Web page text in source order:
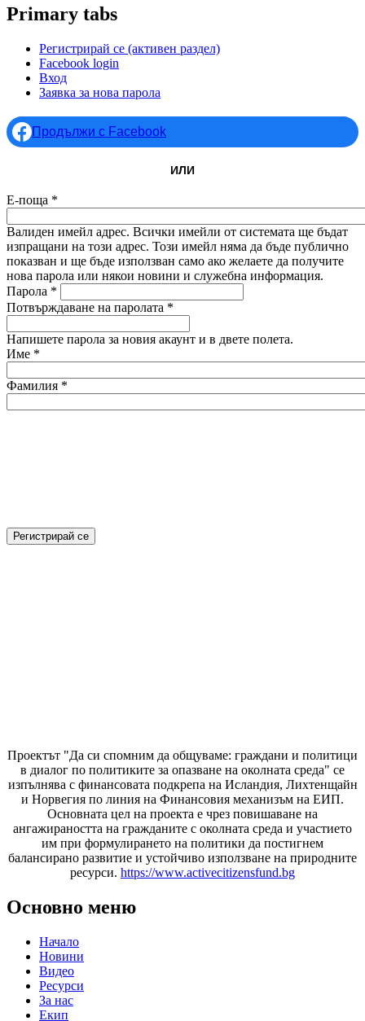
Primary tabs
Регистрирай се (активен раздел)
Facebook login
Вход
Заявка за нова парола
Продължи с Facebook
ИЛИ
Е-поща *
Валиден имейл адрес. Всички имейли от системата ще бъдат
изпращани на този адрес. Този имейл няма да бъде публично
показван и ще бъде използван само ако желаете да получите
нова парола или някои новини и служебна информация.
Парола *
Потвърждаване на паролата *
Напишете парола за новия акаунт и в двете полета.
Име *
Фамилия *
Проектът "Да си спомним да общуваме: граждани и политици
в диалог по политиките за опазване на околната среда" се
изпълнява с финансовата подкрепа на Исландия, Лихтенщайн
и Норвегия по линия на Финансовия механизъм на ЕИП.
Основната цел на проекта е чрез повишаване на
ангажираността на гражданите с околната среда и участието
им при формулирането на политики да постигнем
балансирано развитие и устойчиво използване на природните
ресурси. https://www.activecitizensfund.bg
Основно меню
Начало
Новини
Видео
Ресурси
За нас
Екип